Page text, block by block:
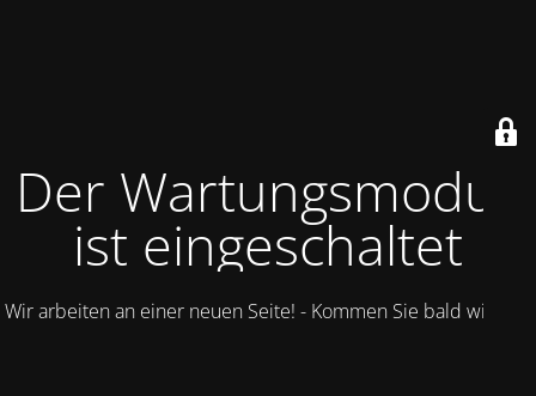
Der Wartungsmodus
ist eingeschaltet
Wir arbeiten an einer neuen Seite! - Kommen Sie bald wieder.